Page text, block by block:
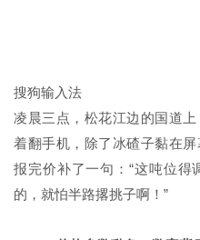
搜狗输入法
凌晨三点，松花江边的国道
着翻手机，除了冰碴子黏在
报完价补了一句：“这吨位得
的，就怕半路撂挑子啊！”